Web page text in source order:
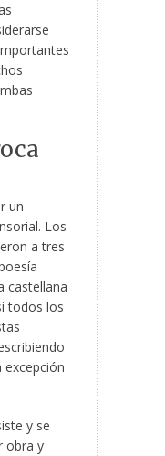
un
Los
a tres
castellana
todos los
y se
obra y